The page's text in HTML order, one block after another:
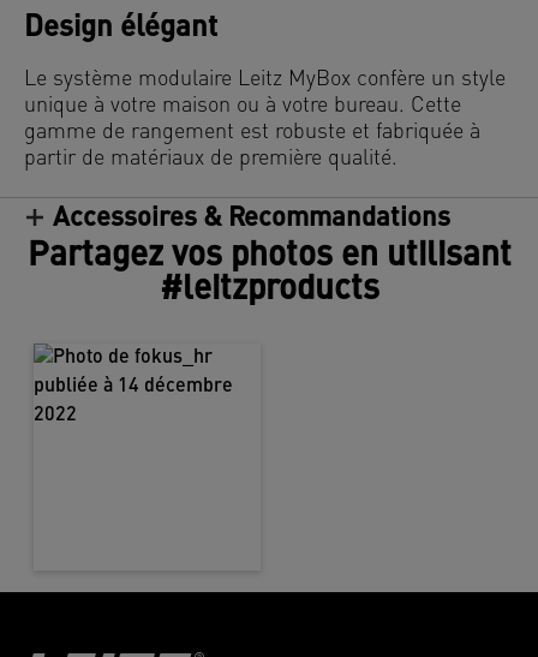
Design élégant
Le système modulaire Leitz MyBox confère un style
unique à votre maison ou à votre bureau. Cette
gamme de rangement est robuste et fabriquée à
partir de matériaux de première qualité.
Accessoires & Recommandations
Partagez vos photos en utilisant
#leitzproducts